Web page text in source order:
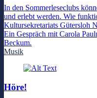
In den Sommerleseclubs
und erlebt werden. Wie
Kultursekretariats Gütersloh
Ein Gespräch mit Carola
Beckum.
Musik
Höre!